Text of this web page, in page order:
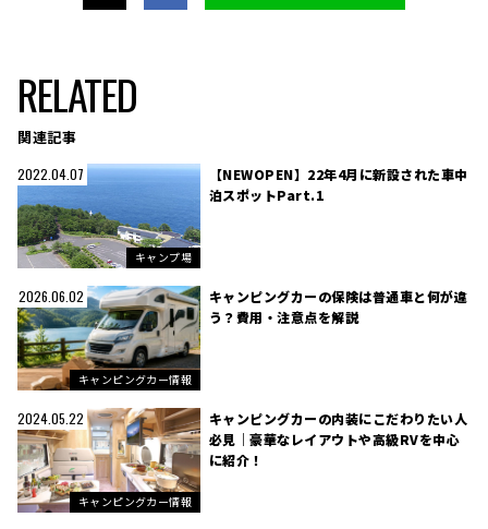
RELATED
関連記事
2022.04.07
キャンプ場
【NEWOPEN】22年4月に新設された車中
泊スポットPart.1
2026.06.02
キャンピングカー情報
キャンピングカーの保険は普通車と何が違
う？費用・注意点を解説
2024.05.22
キャンピングカー情報
キャンピングカーの内装にこだわりたい人
必見｜豪華なレイアウトや高級RVを中心
に紹介！